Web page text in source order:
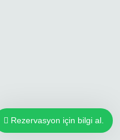
Rezervasyon için bilgi al.